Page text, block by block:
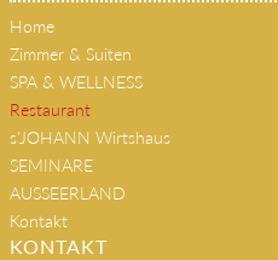
Home
Zimmer & Suiten
SPA & WELLNESS
Restaurant
s'JOHANN Wirtshaus
SEMINARE
AUSSEERLAND
Kontakt
KONTAKT